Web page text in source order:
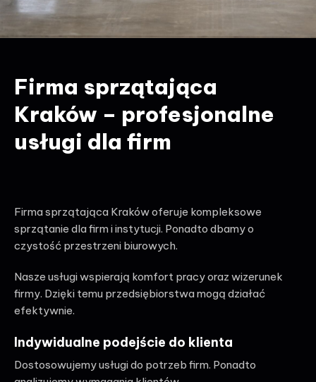
Firma sprzątająca
Kraków – profesjonalne
usługi dla firm
Firma sprzątająca Kraków oferuje kompleksowe
sprzątanie dla firm i instytucji. Ponadto dbamy o
czystość przestrzeni biurowych.
Nasze usługi wspierają komfort pracy oraz wizerunek
firmy. Dzięki temu przedsiębiorstwa mogą działać
efektywnie.
Indywidualne podejście do klienta
Dostosowujemy usługi do potrzeb firm. Ponadto